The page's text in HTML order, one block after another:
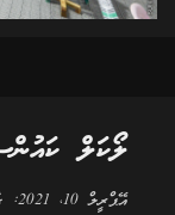
ލޯކަލް ކައުންސިލް